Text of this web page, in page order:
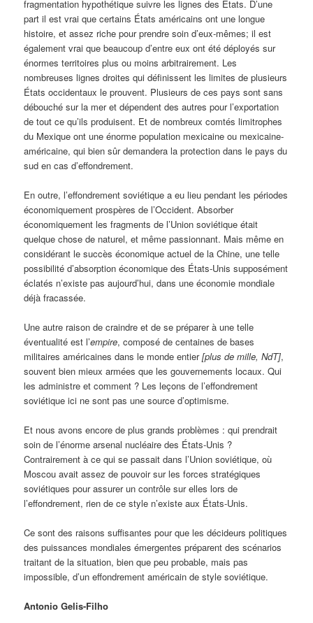
fragmentation hypothétique suivre les lignes des Etats. D’une
part il est vrai que certains États américains ont une longue
histoire, et assez riche pour prendre soin d’eux-mêmes; il est
également vrai que beaucoup d’entre eux ont été déployés sur
énormes territoires plus ou moins arbitrairement. Les
nombreuses lignes droites qui définissent les limites de plusieurs
États occidentaux le prouvent. Plusieurs de ces pays sont sans
débouché sur la mer et dépendent des autres pour l’exportation
de tout ce qu’ils produisent. Et de nombreux comtés limitrophes
du Mexique ont une énorme population mexicaine ou mexicaine-
américaine, qui bien sûr demandera la protection dans le pays du
sud en cas d’effondrement.
En outre, l’effondrement soviétique a eu lieu pendant les périodes
économiquement prospères de l’Occident. Absorber
économiquement les fragments de l’Union soviétique était
quelque chose de naturel, et même passionnant. Mais même en
considérant le succès économique actuel de la Chine, une telle
possibilité d’absorption économique des États-Unis supposément
éclatés n’existe pas aujourd’hui, dans une économie mondiale
déjà fracassée.
Une autre raison de craindre et de se préparer à une telle
éventualité est l’empire, composé de centaines de bases
militaires américaines dans le monde entier[plus de mille, NdT],
souvent bien mieux armées que les gouvernements locaux. Qui
les administre et comment ? Les leçons de l’effondrement
soviétique ici ne sont pas une source d’optimisme.
Et nous avons encore de plus grands problèmes : qui prendrait
soin de l’énorme arsenal nucléaire des États-Unis ?
Contrairement à ce qui se passait dans l’Union soviétique, où
Moscou avait assez de pouvoir sur les forces stratégiques
soviétiques pour assurer un contrôle sur elles lors de
l’effondrement, rien de ce style n’existe aux États-Unis.
Ce sont des raisons suffisantes pour que les décideurs politiques
des puissances mondiales émergentes préparent des scénarios
traitant de la situation, bien que peu probable, mais pas
impossible, d’un effondrement américain de style soviétique.
Antonio Gelis-Filho